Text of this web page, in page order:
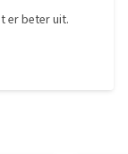
er beter uit.